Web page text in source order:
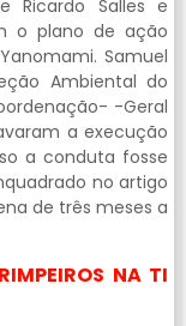
Ricardo Salles e
o plano de ação
Samuel
Ambiental do
-Geral
a execução
a conduta fosse
no artigo
de três meses a
NA TI